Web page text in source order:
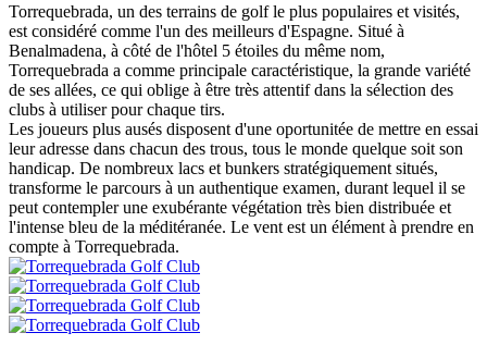
Torrequebrada, un des terrains de golf le plus populaires et visités,
est considéré comme l'un des meilleurs d'Espagne. Situé à
Benalmadena, à côté de l'hôtel 5 étoiles du même nom,
Torrequebrada a comme principale caractéristique, la grande variété
de ses allées, ce qui oblige à être très attentif dans la sélection des
clubs à utiliser pour chaque tirs.
Les joueurs plus ausés disposent d'une oportunitée de mettre en essai
leur adresse dans chacun des trous, tous le monde quelque soit son
handicap. De nombreux lacs et bunkers stratégiquement situés,
transforme le parcours à un authentique examen, durant lequel il se
peut contempler une exubérante végétation très bien distribuée et
l'intense bleu de la méditéranée. Le vent est un élément à prendre en
compte à Torrequebrada.